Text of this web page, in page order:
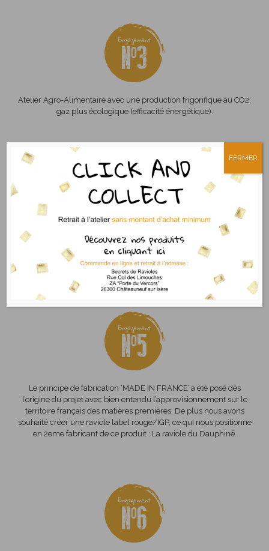
Atelier Agro-Alimentaire avec une production frigorifique au CO2:
gaz plus écologique (efficacité énergétique).
Nous étudions actuellement des barquettes pour le
conditionnement des ravioles fraîches intégrant un pourcentage
de carton permettant un recyclage plus important
Le principe de fabrication ‘MADE IN FRANCE’ a été posé dès
l’origine du projet avec bien entendu l’approvisionnement sur le
territoire français des matières premières. De plus nous avons
souhaité créer une raviole label rouge/IGP, ce qui nous positionne
en 2eme fabricant de ce produit : La raviole du Dauphiné.
FERMER